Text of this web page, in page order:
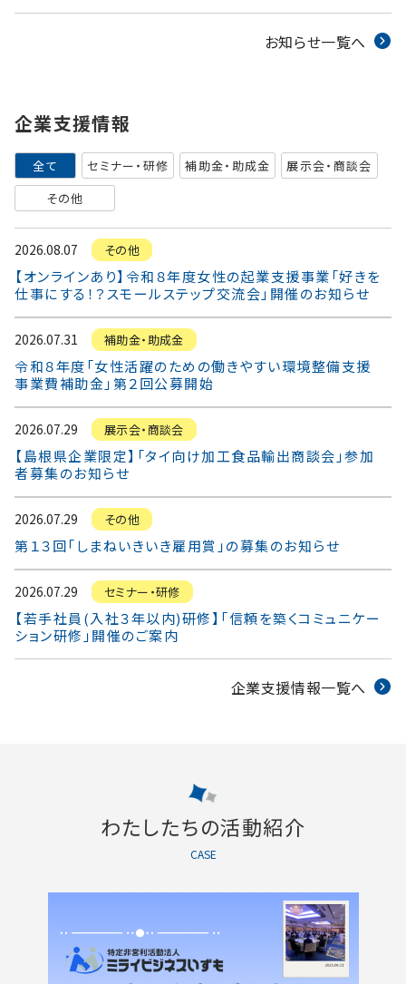
お知らせ一覧へ
企業支援情報
全て セミナー・研修 補助金・助成金
展示会・商談会
その他
2026.08.07 その他
【オンラインあり】令和８年度女性の起業支援事業「好きを
仕事にする！？スモールステップ交流会」開催のお知らせ
2026.07.31 補助金・助成金
令和８年度「女性活躍のための働きやすい環境整備支援
事業費補助金」第２回公募開始
2026.07.29 展示会・商談会
【島根県企業限定】「タイ向け加工食品輸出商談会」参加
者募集のお知らせ
2026.07.29 その他
第１３回「しまねいきいき雇用賞」の募集のお知らせ
2026.07.29 セミナー・研修
【若手社員(入社３年以内)研修】「信頼を築くコミュニケー
ション研修」開催のご案内
企業支援情報一覧へ
わたしたちの活動紹介
CASE